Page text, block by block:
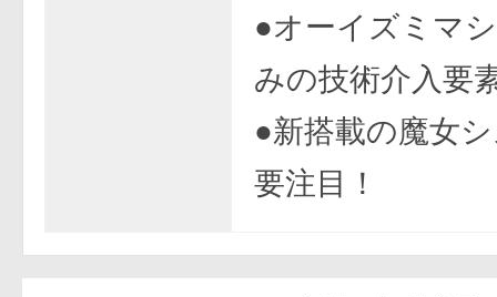
●オーイズミマ
みの技術介入要
●新搭載の魔女
要注目！